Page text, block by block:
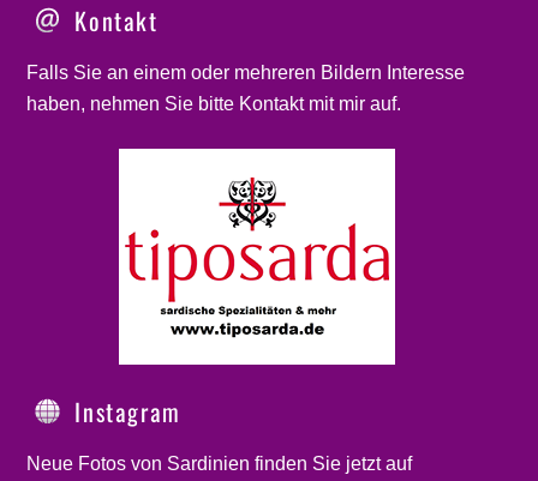
Kontakt
Falls Sie an einem oder mehreren Bildern Interesse
haben, nehmen Sie bitte Kontaktmit mir auf.
Instagram
Neue Fotos von Sardinien finden Sie jetzt auf